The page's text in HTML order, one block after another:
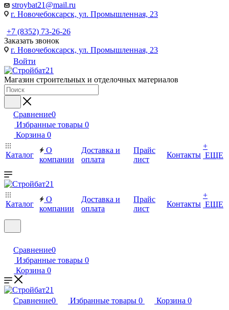
stroybat21@mail.ru
г. Новочебоксарск, ул. Промышленная, 23
+7 (8352) 73-26-26
Заказать звонок
г. Новочебоксарск, ул. Промышленная, 23
Войти
Магазин строительных и отделочных материалов
Сравнение0
Избранные товары 0
Корзина 0
Каталог
О
компании
Доставка и
оплата
Прайс
лист
Контакты
+
ЕЩЕ
Каталог
О
компании
Доставка и
оплата
Прайс
лист
Контакты
+
ЕЩЕ
Сравнение0
Избранные товары 0
Корзина 0
Сравнение0 Избранные товары 0 Корзина 0